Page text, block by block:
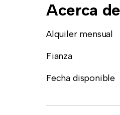
Acerca
Alquiler mensual
Fianza
Fecha disponible